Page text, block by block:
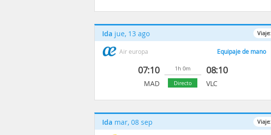
Viaje:
Ida jue, 13 ago
Air europa Equipaje de mano
07:10
MAD
1h 0m
Directo
08:10
VLC
Viaje:
Ida mar, 08 sep